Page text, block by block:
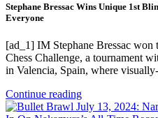
Stephane Bressac Wins Unique 1st
Everyone
[ad_1] IM Stephane Bressac
Chess Challenge, a tournament
in Valencia, Spain, where
Continue reading